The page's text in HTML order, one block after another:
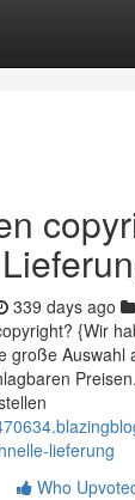
339 days ago
{Wir
große Auswahl
lieferung
Who